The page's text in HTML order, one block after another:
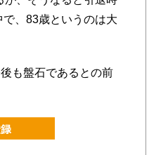
、83歳というのは大
も盤石であるとの前